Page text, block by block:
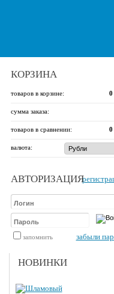
КОРЗИНА
товаров в корзине: 0
сумма заказа:
товаров в сравнении: 0
валюта:
АВТОРИЗАЦИЯ
запомнить забыли
НОВИНКИ